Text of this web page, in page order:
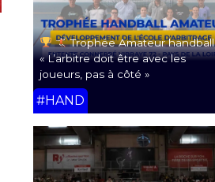
Trophée Amateur handball
« L’arbitre doit être avec les
joueurs, pas à côté »
#HAND